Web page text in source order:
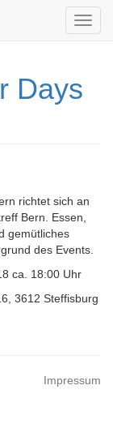
Days
richtet sich an
Bern. Essen,
gemütliches
des Events.
ca. 18:00 Uhr
3612 Steffisburg
Impressum